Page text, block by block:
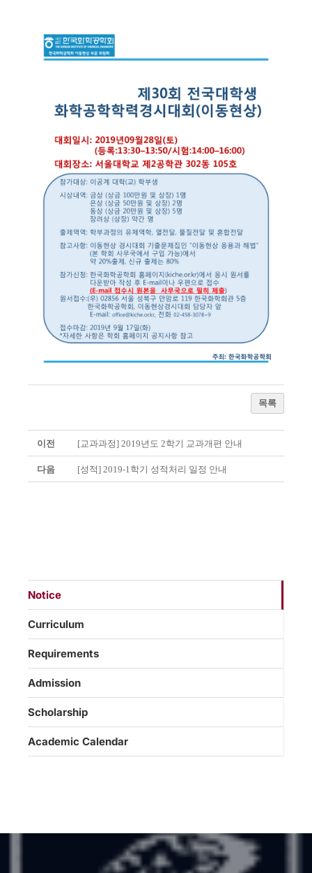
목록
이전 [교과과정] 2019년도 2학기 교과개편 안내
다음 [성적] 2019-1학기 성적처리 일정 안내
Notice
Curriculum
Requirements
Admission
Scholarship
Academic Calendar